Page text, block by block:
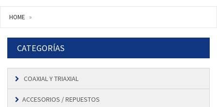
HOME
CATEGORÍAS
COAXIAL Y TRIAXIAL
ACCESORIOS / REPUESTOS